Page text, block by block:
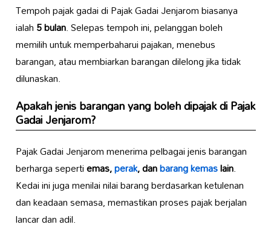
Tempoh pajak gadai di Pajak Gadai Jenjarom biasanya
ialah5 bulan. Selepas tempoh ini, pelanggan boleh
memilih untuk memperbaharui pajakan, menebus
barangan, atau membiarkan barangan dilelong jika tidak
dilunaskan.
Apakah jenis barangan yang boleh dipajak di Pajak
Gadai Jenjarom?
Pajak Gadai Jenjarom menerima pelbagai jenis barangan
berharga sepertiemas,perak, danbarang kemaslain.
Kedai ini juga menilai nilai barang berdasarkan ketulenan
dan keadaan semasa, memastikan proses pajak berjalan
lancar dan adil.